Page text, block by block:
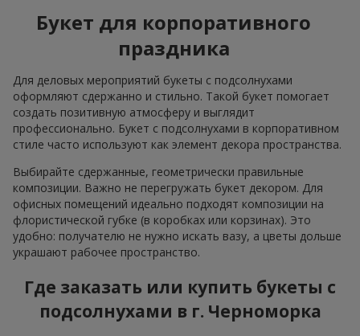
Букет для корпоративного
праздника
Для деловых мероприятий букеты с подсолнухами
оформляют сдержанно и стильно. Такой букет помогает
создать позитивную атмосферу и выглядит
профессионально. Букет с подсолнухами в корпоративном
стиле часто используют как элемент декора пространства.
Выбирайте сдержанные, геометрически правильные
композиции. Важно не перегружать букет декором. Для
офисных помещений идеально подходят композиции на
флористической губке (в коробках или корзинах). Это
удобно: получателю не нужно искать вазу, а цветы дольше
украшают рабочее пространство.
Где заказать или купить букеты с
подсолнухами в г. Черноморка